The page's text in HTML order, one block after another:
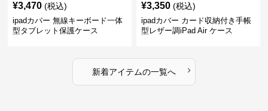
¥3,470 (税込)
ipadカバー 無線キーボード一体
型タブレット保護ケース
¥3,350 (税込)
ipadカバー カード収納付き手帳
型レザー調iPad Air ケース
新着アイテムの一覧へ ›